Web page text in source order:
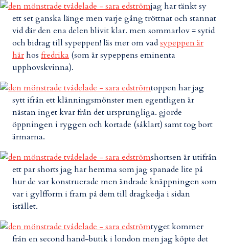
jag har tänkt sy
ett set ganska länge men varje gång tröttnat och stannat
vid där den ena delen blivit klar. men sommarlov = sytid
och bidrag till sypeppen! läs mer om vadsypeppen är
härhos fredrika (som är sypeppens eminenta
upphovskvinna).
toppen har jag
sytt ifrån ett klänningsmönster men egentligen är
nästan inget kvar från det ursprungliga. gjorde
öppningen i ryggen och kortade (såklart) samt tog bort
ärmarna.
shortsen är utifrån
ett par shorts jag har hemma som jag spanade lite på
hur de var konstruerade men ändrade knäppningen som
var i gylfform i fram på dem till dragkedja i sidan
istället.
tyget kommer
från en second hand-butik i london men jag köpte det